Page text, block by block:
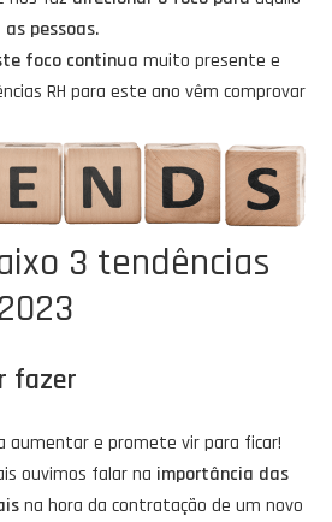
as pessoas.
foco continua muito presente e
RH para este ano vêm comprovar
3 tendências
fazer
aumentar e promete vir para ficar!
ouvimos falar na importância das
na hora da contratação de um novo